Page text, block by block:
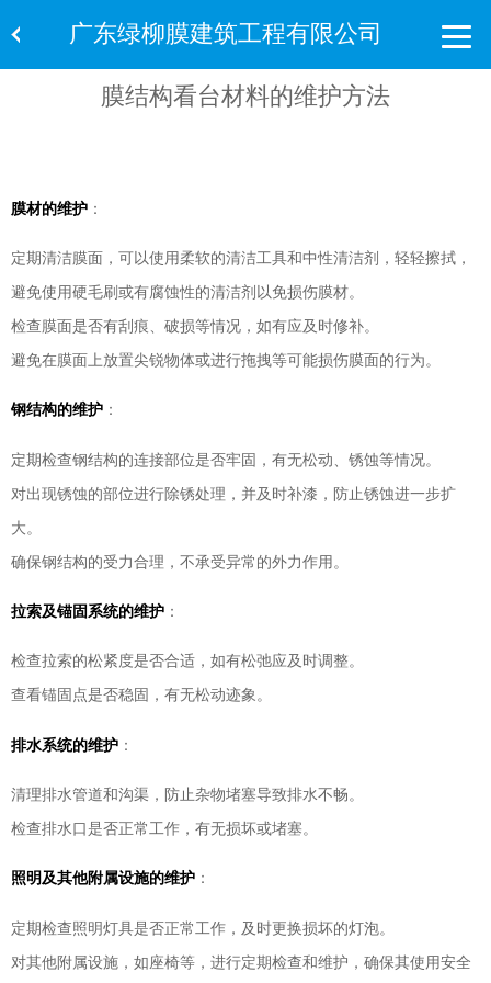
广东绿柳膜建筑工程有限公司
膜结构看台材料的维护方法
膜材的维护 ：
定期清洁膜面，可以使用柔软的清洁工具和中性清洁剂，轻轻擦拭，
避免使用硬毛刷或有腐蚀性的清洁剂以免损伤膜材。
检查膜面是否有刮痕、破损等情况，如有应及时修补。
避免在膜面上放置尖锐物体或进行拖拽等可能损伤膜面的行为。
钢结构的维护 ：
定期检查钢结构的连接部位是否牢固，有无松动、锈蚀等情况。
对出现锈蚀的部位进行除锈处理，并及时补漆，防止锈蚀进一步扩
大。
确保钢结构的受力合理，不承受异常的外力作用。
拉索及锚固系统的维护 ：
检查拉索的松紧度是否合适，如有松弛应及时调整。
查看锚固点是否稳固，有无松动迹象。
排水系统的维护 ：
清理排水管道和沟渠，防止杂物堵塞导致排水不畅。
检查排水口是否正常工作，有无损坏或堵塞。
照明及其他附属设施的维护 ：
定期检查照明灯具是否正常工作，及时更换损坏的灯泡。
对其他附属设施，如座椅等，进行定期检查和维护，确保其使用安全